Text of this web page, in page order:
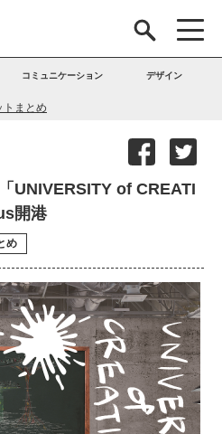
コミュニケーション デザイン
トまとめ
UNIVERSITY of CREATI
開港
め